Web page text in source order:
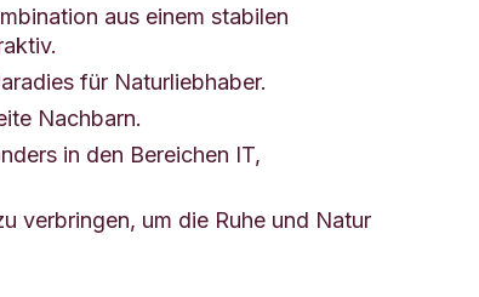
aus einem stabilen
für Naturliebhaber.
Nachbarn.
in den Bereichen IT,
verbringen, um die Ruhe und Natur